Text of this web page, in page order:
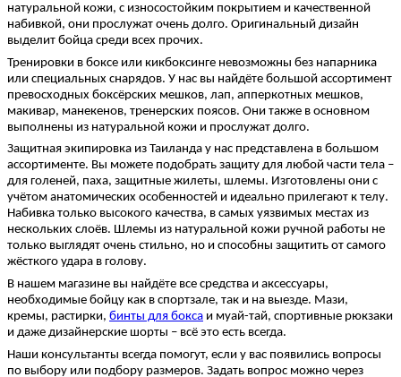
натуральной кожи, с износостойким покрытием и качественной
набивкой, они прослужат очень долго. Оригинальный дизайн
выделит бойца среди всех прочих.
Тренировки в боксе или кикбоксинге невозможны без напарника
или специальных снарядов. У нас вы найдёте большой ассортимент
превосходных боксёрских мешков, лап, апперкотных мешков,
макивар, манекенов, тренерских поясов. Они также в основном
выполнены из натуральной кожи и прослужат долго.
Защитная экипировка из Таиланда у нас представлена в большом
ассортименте. Вы можете подобрать защиту для любой части тела –
для голеней, паха, защитные жилеты, шлемы. Изготовлены они с
учётом анатомических особенностей и идеально прилегают к телу.
Набивка только высокого качества, в самых уязвимых местах из
нескольких слоёв. Шлемы из натуральной кожи ручной работы не
только выглядят очень стильно, но и способны защитить от самого
жёсткого удара в голову.
В нашем магазине вы найдёте все средства и аксессуары,
необходимые бойцу как в спортзале, так и на выезде. Мази,
кремы, растирки, бинты для бокса и муай-тай, спортивные рюкзаки
и даже дизайнерские шорты – всё это есть всегда.
Наши консультанты всегда помогут, если у вас появились вопросы
по выбору или подбору размеров. Задать вопрос можно через